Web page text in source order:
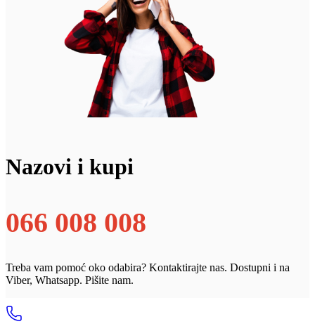
Nazovi i kupi
066 008 008
Treba vam pomoć oko odabira? Kontaktirajte nas. Dostupni i na
Viber, Whatsapp. Pišite nam.